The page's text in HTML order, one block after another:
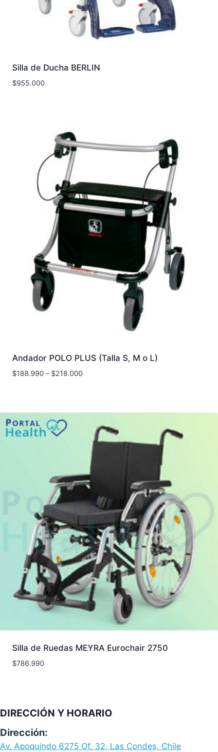
Silla de Ducha BERLIN
$955.000
Andador POLO PLUS (Talla S, M o L)
$188.990– $218.000
Silla de Ruedas MEYRA Eurochair 2750
$786.990
DIRECCIÓN Y HORARIO
Dirección:
Av. Apoquindo 6275 Of. 32, Las Condes, Chile